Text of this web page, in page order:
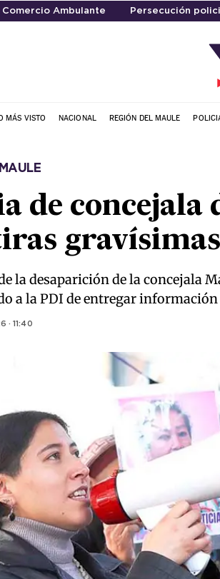
Comercio Ambulante Persecución
MÁS VISTO NACIONAL REGIÓN DEL MAULE
de concejala
la desaparición de la concejala
a la PDI de entregar
· 11:40